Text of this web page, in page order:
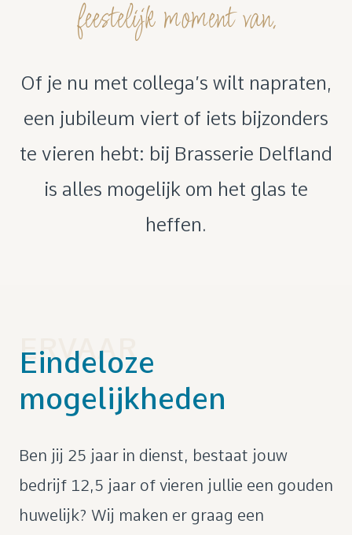
feestelijk moment van.
Of je nu met collega’s wilt napraten,
een jubileum viert of iets bijzonders
te vieren hebt: bij Brasserie Delfland
is alles mogelijk om het glas te
heffen.
ERVAAR
Eindeloze
mogelijkheden
Ben jij 25 jaar in dienst, bestaat jouw
bedrijf 12,5 jaar of vieren jullie een gouden
huwelijk? Wij maken er graag een